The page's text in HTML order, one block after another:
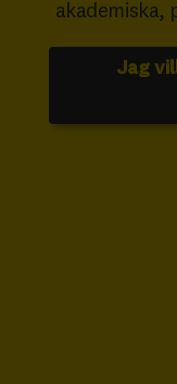
akademiska,
Jag